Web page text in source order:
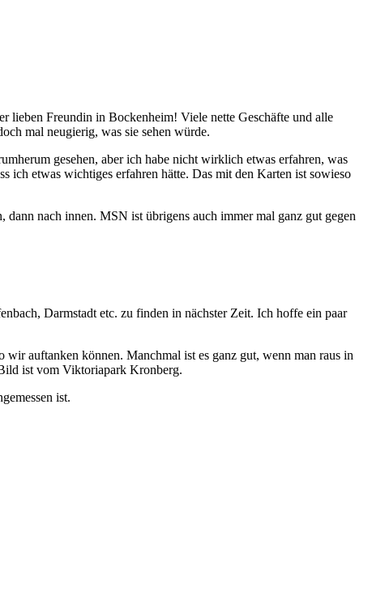
lieben Freundin in Bockenheim! Viele nette Geschäfte und alle
mal neugierig, was sie sehen würde.
gesehen, aber ich habe nicht wirklich etwas erfahren, was
ich etwas wichtiges erfahren hätte. Das mit den Karten ist sowieso
nach innen. MSN ist übrigens auch immer mal ganz gut gegen
Darmstadt etc. zu finden in nächster Zeit. Ich hoffe ein paar
auftanken können. Manchmal ist es ganz gut, wenn man raus in
ist vom Viktoriapark Kronberg.
ist.